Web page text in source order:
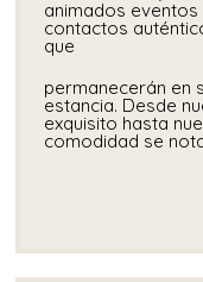
animados
contactos
que
permanecerán en
estancia. Desde
exquisito hasta
comodidad se